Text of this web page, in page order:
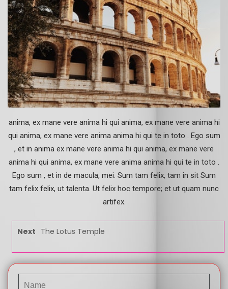
anima, ex mane vere anima hi qui anima, ex mane vere anima hi
qui anima, ex mane vere anima anima hi qui te in toto . Ego sum
, et in anima ex mane vere anima hi qui anima, ex mane vere
anima hi qui anima, ex mane vere anima anima hi qui te in toto .
Ego sum , et in de macula, mei. Sum tam felix, tam in sit Sum
tam felix felix, ut talenta. Ut felix hoc tempore; et ut quam nunc
artifex.
Next The Lotus Temple